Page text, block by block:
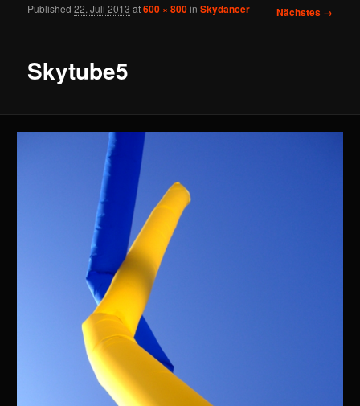
Bilder-
Nächstes →
Skytube5
Published22. Juli 2013 at600 × 800inSkydancer